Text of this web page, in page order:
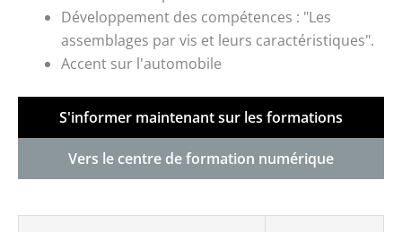
Développement des compétences : "Les
assemblages par vis et leurs caractéristiques".
Accent sur l'automobile
S'informer maintenant sur les formations
Vers le centre de formation numérique